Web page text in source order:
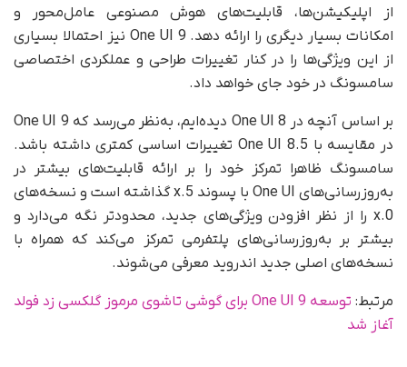
از اپلیکیشن‌ها، قابلیت‌های هوش مصنوعی عامل‌محور و
امکانات بسیار دیگری را ارائه دهد. One UI 9 نیز احتمالا بسیاری
از این ویژگی‌ها را در کنار تغییرات طراحی و عملکردی اختصاصی
سامسونگ در خود جای خواهد داد.
بر اساس آنچه در One UI 8 دیده‌ایم، به‌نظر می‌رسد که One UI 9
در مقایسه با One UI 8.5 تغییرات اساسی کمتری داشته باشد.
سامسونگ ظاهرا تمرکز خود را بر ارائه قابلیت‌های بیشتر در
به‌روزرسانی‌های One UI با پسوند x.5 گذاشته است و نسخه‌های
x.0 را از نظر افزودن ویژگی‌های جدید، محدودتر نگه می‌دارد و
بیشتر بر به‌روزرسانی‌های پلتفرمی تمرکز می‌کند که همراه با
نسخه‌های اصلی جدید اندروید معرفی می‌شوند.
مرتبط:
توسعه One UI 9 برای گوشی تاشوی مرموز گلکسی زد فولد
آغاز شد